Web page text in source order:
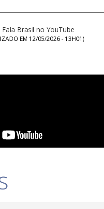
Brasil no YouTube
EM 12/05/2026 - 13H01)